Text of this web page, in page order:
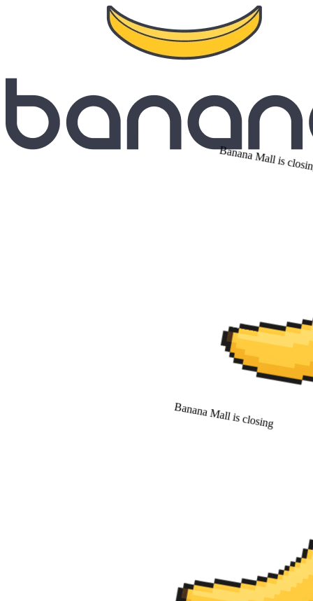
Banana Mall is
Banana Mall is closing